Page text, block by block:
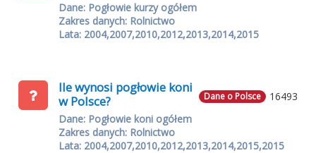
Dane: Pogłowie kurzy ogółem
Zakres danych: Rolnictwo
Lata: 2004,2007,2010,2012,2013,2014,2015
16493
Dane o Polsce
Ile wynosi pogłowie koni
w Polsce?
Dane: Pogłowie koni ogółem
Zakres danych: Rolnictwo
Lata: 2004,2007,2010,2012,2013,2014,2015,2015